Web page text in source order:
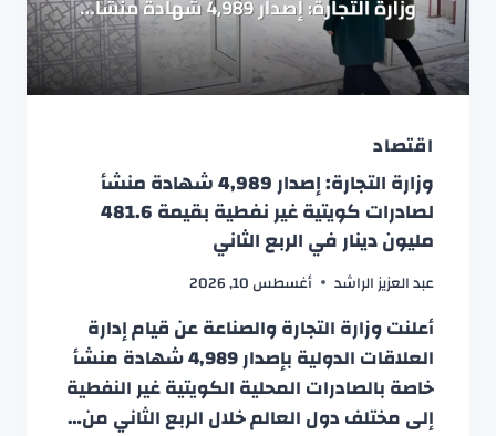
اقتصاد
وزارة التجارة: إصدار 4,989 شهادة منشأ
لصادرات كويتية غير نفطية بقيمة 481.6
مليون دينار في الربع الثاني
عبد العزيز الراشد أغسطس 10, 2026
أعلنت وزارة التجارة والصناعة عن قيام إدارة
العلاقات الدولية بإصدار 4,989 شهادة منشأ
خاصة بالصادرات المحلية الكويتية غير النفطية
إلى مختلف دول العالم خلال الربع الثاني من…